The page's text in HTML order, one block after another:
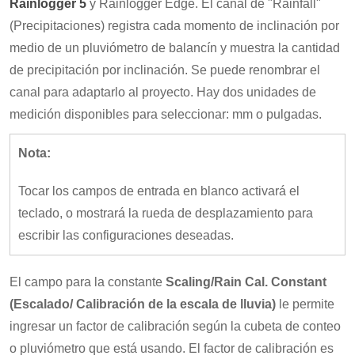
Rainlogger 5 y Rainlogger Edge. El canal de "Rainfall"
(Precipitaciones) registra cada momento de inclinación por
medio de un pluviómetro de balancín y muestra la cantidad
de precipitación por inclinación. Se puede renombrar el
canal para adaptarlo al proyecto. Hay dos unidades de
medición disponibles para seleccionar: mm o pulgadas.
Nota:
Tocar los campos de entrada en blanco activará el
teclado, o mostrará la rueda de desplazamiento para
escribir las configuraciones deseadas.
El campo para la constante Scaling/Rain Cal. Constant
(Escalado/ Calibración de la escala de lluvia) le permite
ingresar un factor de calibración según la cubeta de conteo
o pluviómetro que está usando. El factor de calibración es